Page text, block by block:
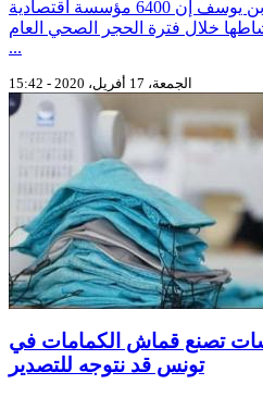
قال وزير الصناعة، صالح بن يوسف إن 6400 مؤسسة اقتصادية
خلال فترة الحجر الصحي العام.
...
الجمعة، 17 أفريل، 2020 - 15:42
6 مؤسسات تصنع قماش الكمامات في
تونس قد نتوجه للتصدير